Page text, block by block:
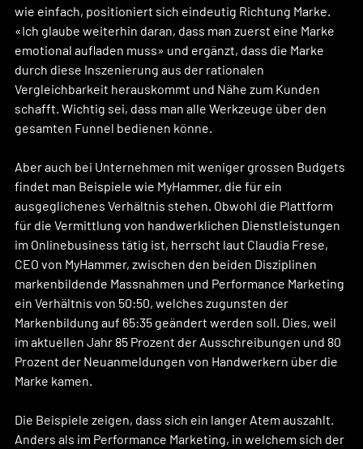
wie einfach, positioniert sich eindeutig Richtung Marke.
«Ich glaube weiterhin daran, dass man zuerst eine Marke
emotional aufladen muss» und ergänzt, dass die Marke
durch diese Inszenierung aus der rationalen
Vergleichbarkeit herauskommt und Nähe zum Kunden
schafft. Wichtig sei, dass man alle Werkzeuge über den
gesamten Funnel bedienen könne.
Aber auch bei Unternehmen mit weniger grossen Budgets
findet man Beispiele wie MyHammer, die für ein
ausgeglichenes Verhältnis stehen. Obwohl die Plattform
für die Vermittlung von handwerklichen Dienstleistungen
im Onlinebusiness tätig ist, herrscht laut Claudia Frese,
CEO von MyHammer, zwischen den beiden Disziplinen
markenbildende Massnahmen und Performance Marketing
ein Verhältnis von 50:50, welches zugunsten der
Markenbildung auf 65:35 geändert werden soll. Dies, weil
im aktuellen Jahr 85 Prozent der Ausschreibungen und 80
Prozent der Neuanmeldungen von Handwerkern über die
Marke kamen.
Die Beispiele zeigen, dass sich ein langer Atem auszahlt.
Anders als im Performance Marketing, in welchem sich der